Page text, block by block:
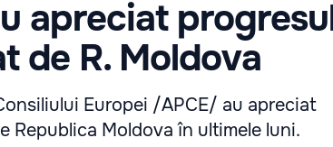
apreciat
de R. Moldova
Europei /APCE/ au apreciat
Republica Moldova în ultimele luni.